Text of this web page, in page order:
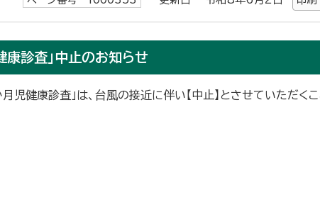
康診査」中止のお知らせ
健康診査」は、台風の接近に伴い【中止】とさせていただく